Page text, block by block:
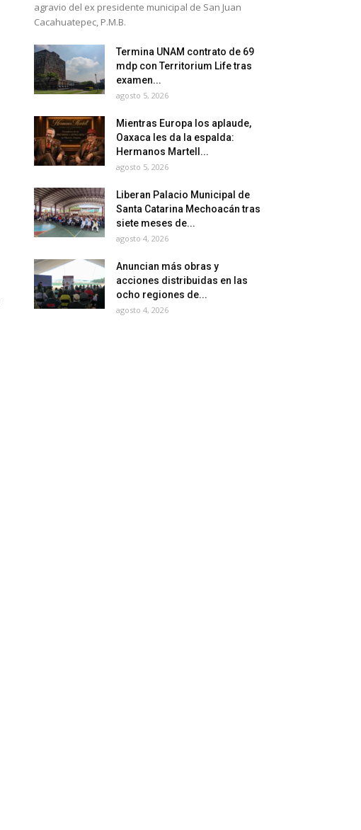
agravio del ex presidente municipal de San Juan
Cacahuatepec, P.M.B.
Termina UNAM contrato de 69
mdp con Territorium Life tras
examen...
agosto 5, 2026
Mientras Europa los aplaude,
Oaxaca les da la espalda:
Hermanos Martell...
agosto 5, 2026
Liberan Palacio Municipal de
Santa Catarina Mechoacán tras
siete meses de...
agosto 4, 2026
Anuncian más obras y
acciones distribuidas en las
ocho regiones de...
agosto 4, 2026